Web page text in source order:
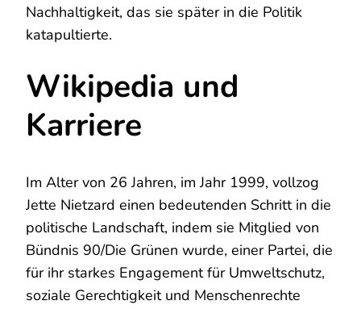
Nachhaltigkeit, das sie später in die Politik
katapultierte.
Wikipedia und
Karriere
Im Alter von 26 Jahren, im Jahr 1999, vollzog
Jette Nietzard einen bedeutenden Schritt in die
politische Landschaft, indem sie Mitglied von
Bündnis 90/Die Grünen wurde, einer Partei, die
für ihr starkes Engagement für Umweltschutz,
soziale Gerechtigkeit und Menschenrechte